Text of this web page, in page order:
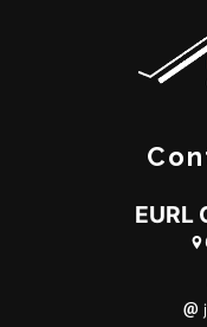
EURL